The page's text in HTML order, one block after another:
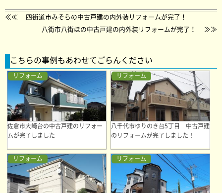
≪≪ 四街道市みそらの中古戸建の内外装リフォームが完了！
八街市八街ほの中古戸建の内外装リフォームが完了！
≫≫
こちらの事例もあわせてごらんください
リフォーム
佐倉市大崎台の中古戸建のリフォー
ムが完了しました
リフォーム
八千代市ゆりのき台5丁目 中古戸建
のリフォームが完了しました！
リフォーム リフォーム